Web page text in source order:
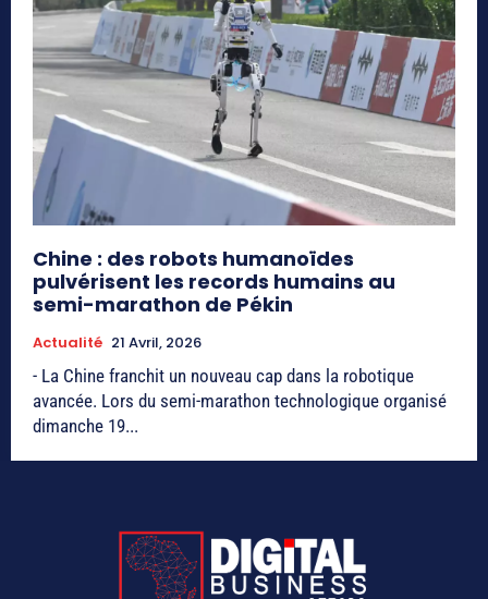
Chine : des robots humanoïdes
pulvérisent les records humains au
semi-marathon de Pékin
Actualité 21 Avril, 2026
- La Chine franchit un nouveau cap dans la robotique
avancée. Lors du semi-marathon technologique organisé
dimanche 19...